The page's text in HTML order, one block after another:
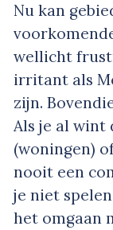
Nu kan
wellicht
irritant als
zijn.
Als je al wint
(woningen)
nooit een
je niet
het omgaan